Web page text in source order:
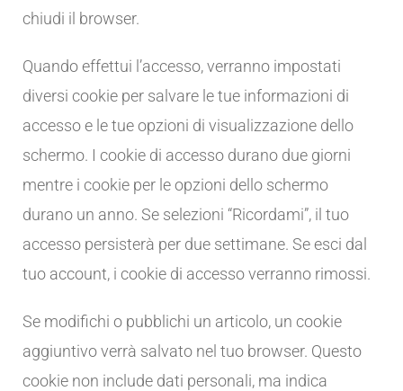
chiudi il browser.
Quando effettui l’accesso, verranno impostati
diversi cookie per salvare le tue informazioni di
accesso e le tue opzioni di visualizzazione dello
schermo. I cookie di accesso durano due giorni
mentre i cookie per le opzioni dello schermo
durano un anno. Se selezioni “Ricordami”, il tuo
accesso persisterà per due settimane. Se esci dal
tuo account, i cookie di accesso verranno rimossi.
Se modifichi o pubblichi un articolo, un cookie
aggiuntivo verrà salvato nel tuo browser. Questo
cookie non include dati personali, ma indica